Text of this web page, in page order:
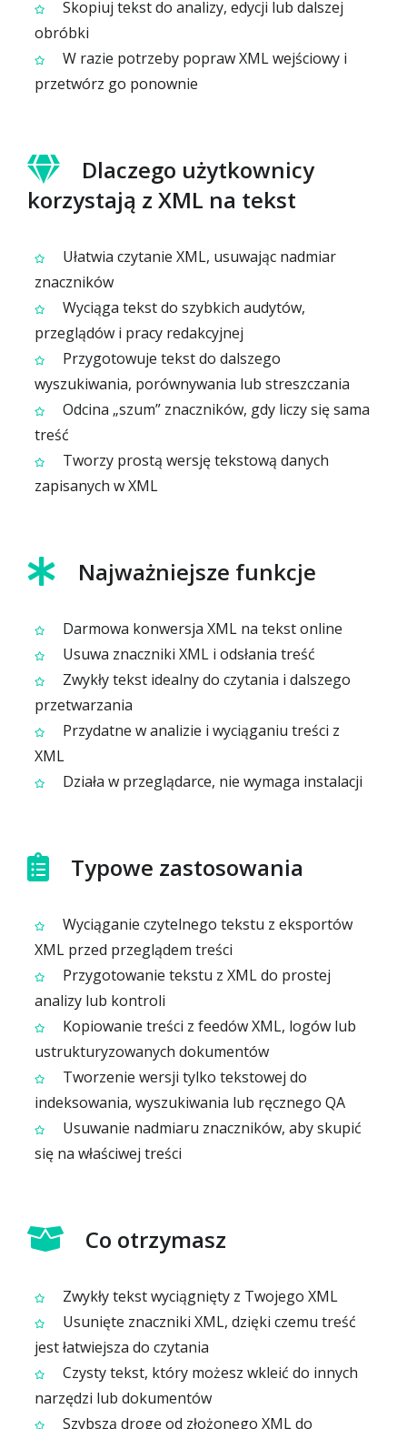
Skopiuj tekst do analizy, edycji lub dalszej
obróbki
W razie potrzeby popraw XML wejściowy i
przetwórz go ponownie
Dlaczego użytkownicy
korzystają z XML na tekst
Ułatwia czytanie XML, usuwając nadmiar
znaczników
Wyciąga tekst do szybkich audytów,
przeglądów i pracy redakcyjnej
Przygotowuje tekst do dalszego
wyszukiwania, porównywania lub streszczania
Odcina „szum” znaczników, gdy liczy się sama
treść
Tworzy prostą wersję tekstową danych
zapisanych w XML
Najważniejsze funkcje
Darmowa konwersja XML na tekst online
Usuwa znaczniki XML i odsłania treść
Zwykły tekst idealny do czytania i dalszego
przetwarzania
Przydatne w analizie i wyciąganiu treści z
XML
Działa w przeglądarce, nie wymaga instalacji
Typowe zastosowania
Wyciąganie czytelnego tekstu z eksportów
XML przed przeglądem treści
Przygotowanie tekstu z XML do prostej
analizy lub kontroli
Kopiowanie treści z feedów XML, logów lub
ustrukturyzowanych dokumentów
Tworzenie wersji tylko tekstowej do
indeksowania, wyszukiwania lub ręcznego QA
Usuwanie nadmiaru znaczników, aby skupić
się na właściwej treści
Co otrzymasz
Zwykły tekst wyciągnięty z Twojego XML
Usunięte znaczniki XML, dzięki czemu treść
jest łatwiejsza do czytania
Czysty tekst, który możesz wkleić do innych
narzędzi lub dokumentów
Szybszą drogę od złożonego XML do